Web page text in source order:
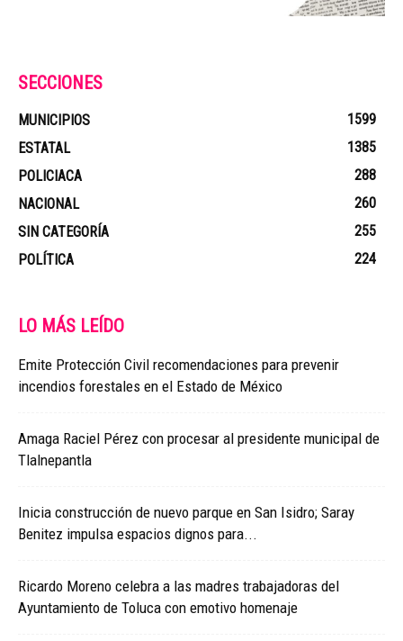
SECCIONES
MUNICIPIOS
1599
ESTATAL
1385
POLICIACA
288
NACIONAL
260
SIN CATEGORÍA
255
POLÍTICA
224
LO MÁS LEÍDO
Emite Protección Civil recomendaciones para prevenir
incendios forestales en el Estado de México
Amaga Raciel Pérez con procesar al presidente municipal de
Tlalnepantla
Inicia construcción de nuevo parque en San Isidro; Saray
Benitez impulsa espacios dignos para...
Ricardo Moreno celebra a las madres trabajadoras del
Ayuntamiento de Toluca con emotivo homenaje